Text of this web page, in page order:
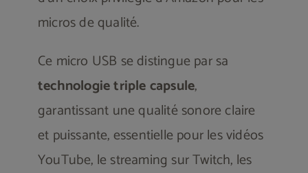
micros de qualité.
Ce micro USB se distingue par sa
technologie triple capsule,
garantissant une qualité sonore claire
et puissante, essentielle pour les vidéos
YouTube, le streaming sur Twitch, les